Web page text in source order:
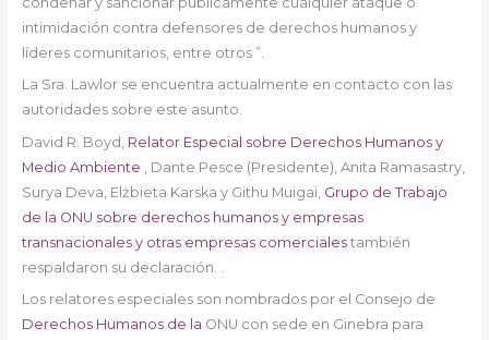
intimidación contra defensores de derechos humanos y
líderes comunitarios, entre otros ”.
La Sra. Lawlor se encuentra actualmente en contacto con las
autoridades sobre este asunto.
David R. Boyd, Relator Especial sobre Derechos Humanos y
Medio Ambiente , Dante Pesce (Presidente), Anita Ramasastry,
Surya Deva, Elżbieta Karska y Githu Muigai, Grupo de Trabajo
de la ONU sobre derechos humanos y empresas
transnacionales y otras empresas comercialestambién
respaldaron su declaración. .
Los relatores especiales son nombrados por el Consejo de
Derechos Humanos de la ONU con sede en Ginebra para